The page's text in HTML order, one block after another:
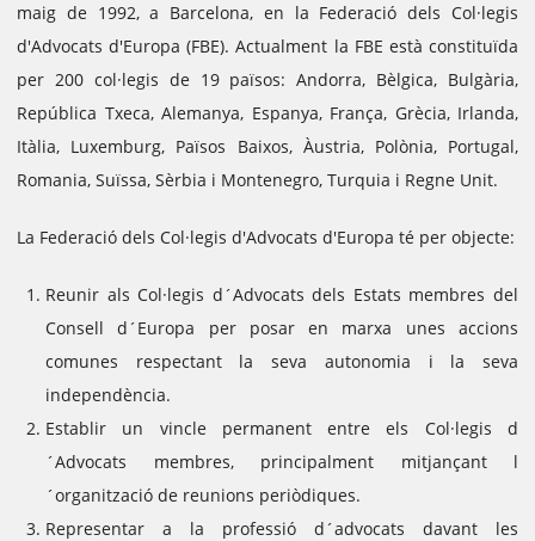
maig de 1992, a Barcelona, en la Federació dels Col·legis
d'Advocats d'Europa (FBE).Actualment la FBE està constituïda
per 200 col·legis de 19 països: Andorra, Bèlgica, Bulgària,
República Txeca, Alemanya, Espanya, França, Grècia, Irlanda,
Itàlia, Luxemburg, Països Baixos, Àustria, Polònia, Portugal,
Romania, Suïssa, Sèrbia i Montenegro, Turquia i Regne Unit.
La Federació dels Col·legis d'Advocats d'Europa té per objecte:
Reunir als Col·legis d´Advocats dels Estats membres del
Consell d´Europa per posar en marxa unes accions
comunes respectant la seva autonomia i la seva
independència.
Establir un vincle permanent entre els Col·legis d
´Advocats membres, principalment mitjançant l
´organització de reunions periòdiques.
Representar a la professió d´advocats davant les